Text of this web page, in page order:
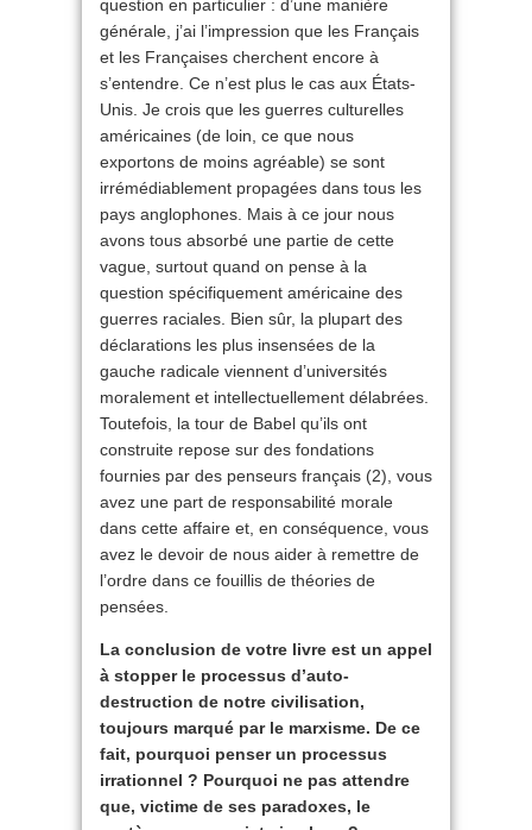
question en particulier : d’une manière
générale, j’ai l’impression que les Français
et les Françaises cherchent encore à
s’entendre. Ce n’est plus le cas aux États-
Unis. Je crois que les guerres culturelles
américaines (de loin, ce que nous
exportons de moins agréable) se sont
irrémédiablement propagées dans tous les
pays anglophones. Mais à ce jour nous
avons tous absorbé une partie de cette
vague, surtout quand on pense à la
question spécifiquement américaine des
guerres raciales. Bien sûr, la plupart des
déclarations les plus insensées de la
gauche radicale viennent d’universités
moralement et intellectuellement délabrées.
Toutefois, la tour de Babel qu’ils ont
construite repose sur des fondations
fournies par des penseurs français (2), vous
avez une part de responsabilité morale
dans cette affaire et, en conséquence, vous
avez le devoir de nous aider à remettre de
l’ordre dans ce fouillis de théories de
pensées.
La conclusion de votre livre est un appel
à stopper le processus d’auto-
destruction de notre civilisation,
toujours marqué par le marxisme. De ce
fait, pourquoi penser un processus
irrationnel ? Pourquoi ne pas attendre
que, victime de ses paradoxes, le